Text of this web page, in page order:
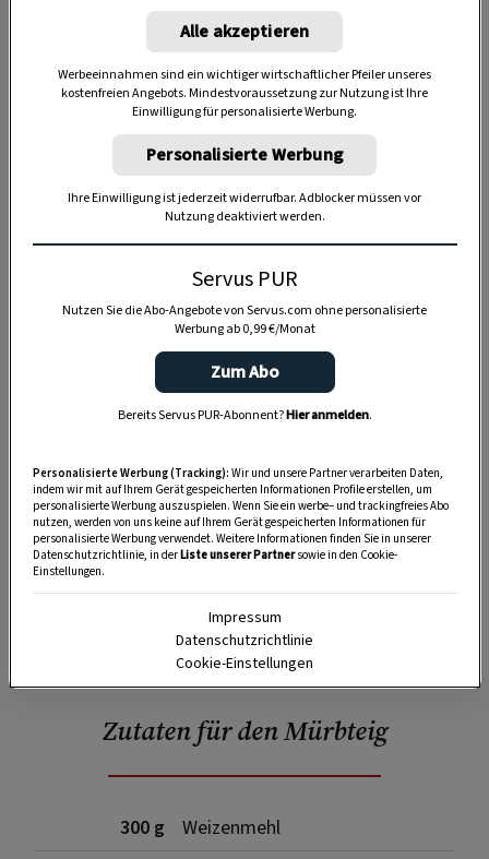
Anzeige
SPEICHERN DRUCKEN
Zutaten für den Mürbteig
300 g
Weizenmehl
Alle akzeptieren
Werbeeinnahmen sind ein wichtiger wirtschaftlicher Pfeiler unseres
kostenfreien Angebots. Mindestvoraussetzung zur Nutzung ist Ihre
Einwilligung für personalisierte Werbung.
Personalisierte Werbung
Ihre Einwilligung ist jederzeit widerrufbar. Adblocker müssen vor
Nutzung deaktiviert werden.
Servus PUR
Nutzen Sie die Abo-Angebote von Servus.com ohne personalisierte
Werbung ab 0,99 €/Monat
Zum Abo
Bereits Servus PUR-Abonnent?Hier anmelden.
Personalisierte Werbung (Tracking): Wir und unsere Partner verarbeiten Daten,
indem wir mit auf Ihrem Gerät gespeicherten Informationen Profile erstellen, um
personalisierte Werbung auszuspielen. Wenn Sie ein werbe– und trackingfreies Abo
nutzen, werden von uns keine auf Ihrem Gerät gespeicherten Informationen für
personalisierte Werbung verwendet. Weitere Informationen finden Sie in unserer
Datenschutzrichtlinie, in derListe unserer Partnersowie in den Cookie-
Einstellungen.
Impressum
Datenschutzrichtlinie
Cookie-Einstellungen